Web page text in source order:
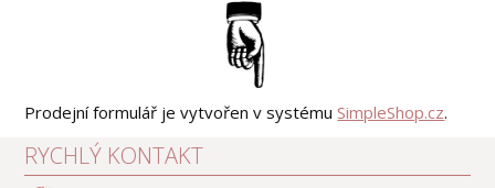
Prodejní formulář je vytvořen v systémuSimpleShop.cz.
RYCHLÝ KONTAKT